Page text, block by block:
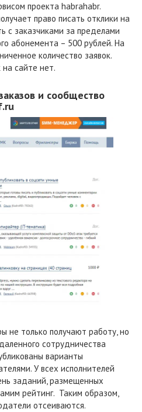
проекта habrahabr.
право писать отклики на
с заказчиками за пределами
абонемента – 500 рублей. На
количество заявок.
сайте нет.
и сообщество
не только получают работу, но
сотрудничества
варианты
У всех исполнителей
заданий, размещенных
рейтинг. Таким образом,
отсеиваются.